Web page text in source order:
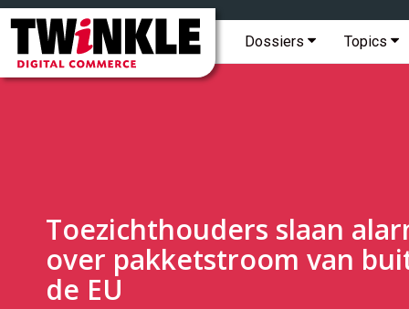
Twinkle
Digital
Commerce
Hoofdmenu
Dossiers Topics
Topmenu
Toezichthouders slaan
over pakketstroom van
de EU